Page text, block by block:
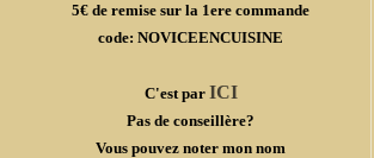
5€ de remise sur la 1ere commande
code: NOVICEENCUISINE
C'est par ICI
Pas de conseillère?
Vous pouvez noter mon nom